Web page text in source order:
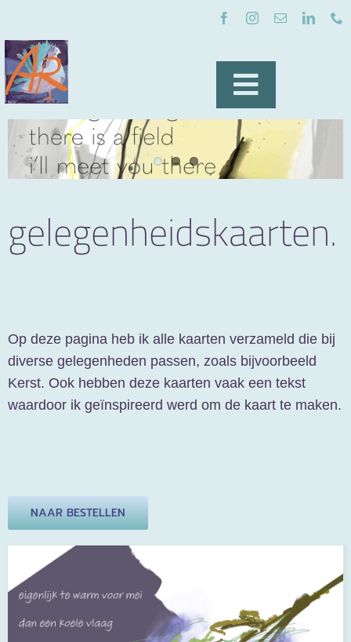
inhoud
Toggle
home
kunst op een kaart
contact
gelegenheidskaarten.
Op deze pagina heb ik alle kaarten verzameld die bij
diverse gelegenheden passen, zoals bijvoorbeeld
Kerst. Ook hebben deze kaarten vaak een tekst
waardoor ik geïnspireerd werd om de kaart te maken.
NAAR BESTELLEN